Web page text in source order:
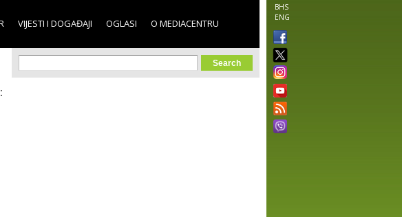
BHS
ENG
VIJESTI I DOGAĐAJI OGLASI O MEDIACENTRU
Search form
Search